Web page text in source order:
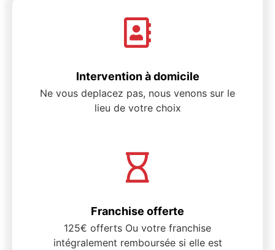
Intervention à domicile
Ne vous deplacez pas, nous venons sur le
lieu de votre choix
Franchise offerte
125€ offerts Ou votre franchise
intégralement remboursée si elle est